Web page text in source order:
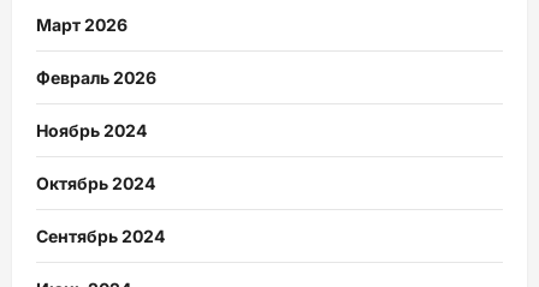
Март 2026
Февраль 2026
Ноябрь 2024
Октябрь 2024
Сентябрь 2024